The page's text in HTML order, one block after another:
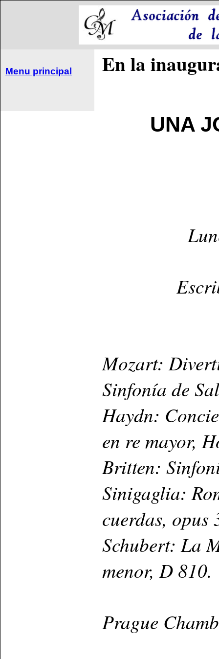
Menu principal En la
UNA
Mozart:
Sinfonía de
Haydn:
en re mayor,
Britten:
Sinigaglia:
cuerdas, opus
Schubert: La
menor, D 810.
Prague